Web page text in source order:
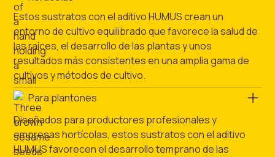
Estos sustratos con el aditivo HUMUS crean un
entorno de cultivo equilibrado que favorece la salud de
las raíces, el desarrollo de las plantas y unos
resultados más consistentes en una amplia gama de
cultivos y métodos de cultivo.
Para plantones
Diseñados para productores profesionales y
empresas hortícolas, estos sustratos con el aditivo
HUMUS favorecen el desarrollo temprano de las